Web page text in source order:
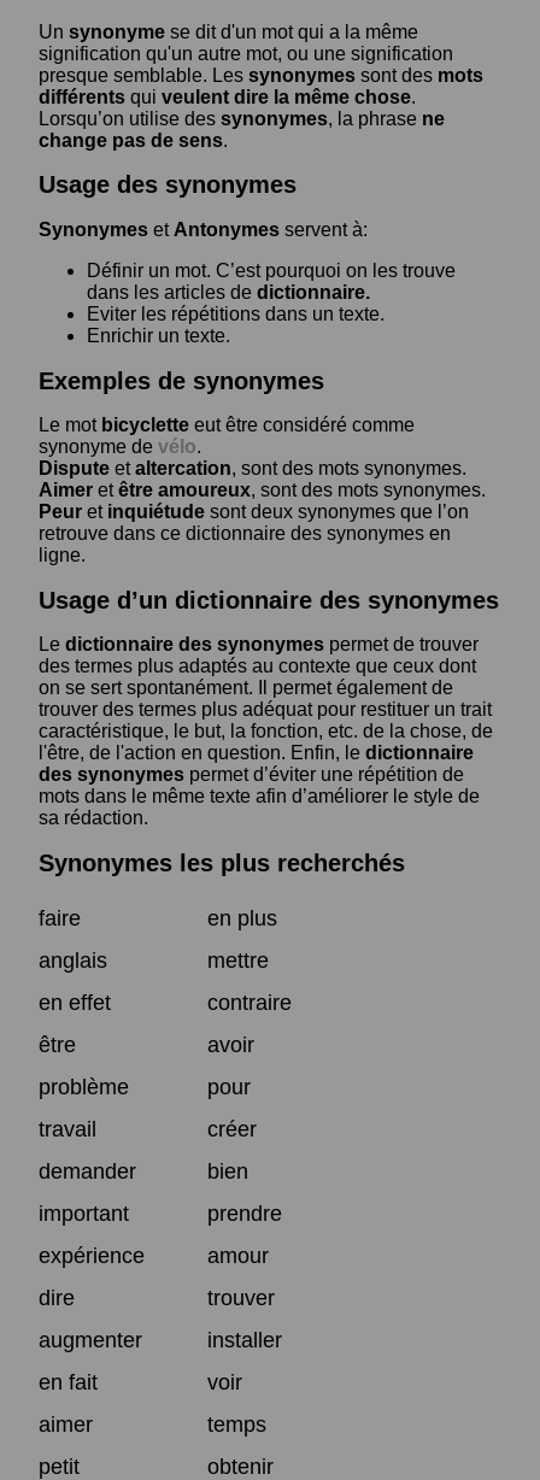
Un synonyme se dit d'un mot qui a la même
signification qu'un autre mot, ou une signification
presque semblable. Les synonymes sont des mots
différents qui veulent dire la même chose.
Lorsqu’on utilise des synonymes, la phrase ne
change pas de sens.
Usage des synonymes
Synonymes et Antonymes servent à:
Définir un mot. C’est pourquoi on les trouve
dans les articles de dictionnaire.
Eviter les répétitions dans un texte.
Enrichir un texte.
Exemples de synonymes
Le mot bicyclette eut être considéré comme
synonyme de vélo.
Dispute etaltercation, sont des mots synonymes.
Aimer etêtre amoureux, sont des mots synonymes.
Peur et inquiétude sont deux synonymes que l’on
retrouve dans ce dictionnaire des synonymes en
ligne.
Usage d’un dictionnaire des synonymes
Le dictionnaire des synonymes permet de trouver
des termes plus adaptés au contexte que ceux dont
on se sert spontanément. Il permet également de
trouver des termes plus adéquat pour restituer un trait
caractéristique, le but, la fonction, etc. de la chose, de
l'être, de l'action en question. Enfin, le dictionnaire
des synonymes permet d’éviter une répétition de
mots dans le même texte afin d’améliorer le style de
sa rédaction.
Synonymes les plus recherchés
faire
en plus
anglais
mettre
en effet
contraire
être
avoir
problème
pour
travail
créer
demander
bien
important
prendre
expérience
amour
dire
trouver
augmenter
installer
en fait
voir
aimer
temps
petit
obtenir